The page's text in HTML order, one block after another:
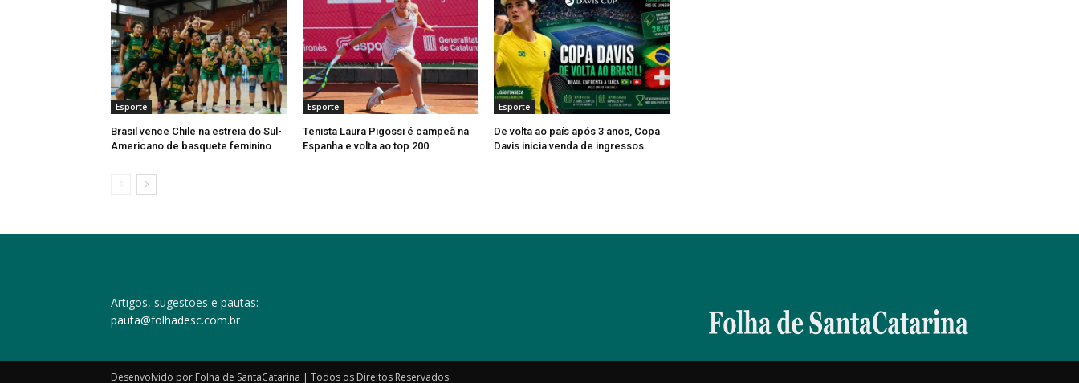
Esporte
Brasil vence Chile na estreia do Sul-
Americano de basquete feminino
Esporte
Tenista Laura Pigossi é campeã na
Espanha e volta ao top 200
Esporte
De volta ao país após 3 anos, Copa
Davis inicia venda de ingressos
Artigos, sugestões e pautas:
pauta@folhadesc.com.br
Desenvolvido por Folha de SantaCatarina | Todos os Direitos Reservados.